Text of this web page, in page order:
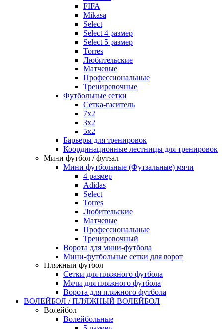
FIFA
Mikasa
Select
Select 4 размер
Select 5 размер
Torres
Любительские
Матчевые
Профессиональные
Тренировочные
Футбольные сетки
Сетка-гаситель
7x2
3х2
5х2
Барьеры для тренировок
Координационные лестницы для тренировок
Мини футбол / футзал
Мини футбольные (Футзальные) мячи
4 размер
Adidas
Select
Torres
Любительские
Матчевые
Профессиональные
Тренировочный
Ворота для мини-футбола
Мини-футбольные сетки для ворот
Пляжный футбол
Сетки для пляжного футбола
Мячи для пляжного футбола
Ворота для пляжного футбола
ВОЛЕЙБОЛ / ПЛЯЖНЫЙ ВОЛЕЙБОЛ
Волейбол
Волейбольные